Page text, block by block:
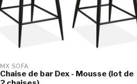
MX SOFA
Chaise de bar Dex - Mousse (lot de